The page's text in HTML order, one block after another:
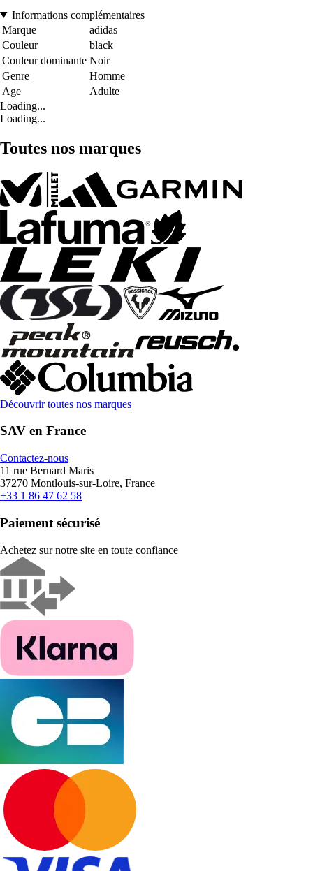
Informations complémentaires
Marque
adidas
Couleur
black
Couleur dominante Noir
Genre
Homme
Age
Adulte
Loading...
Loading...
Toutes nos marques
Découvrir toutes nos marques
SAV en France
Contactez-nous
11 rue Bernard Maris
37270 Montlouis-sur-Loire, France
+33 1 86 47 62 58
Paiement sécurisé
Achetez sur notre site en toute confiance